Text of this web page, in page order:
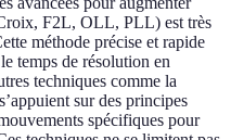
F2L, OLL, PLL) est très
méthode précise et rapide
temps de résolution en
techniques comme la
s’appuient sur des principes
spécifiques pour